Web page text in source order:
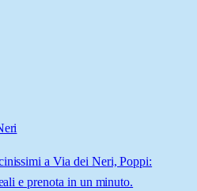
a Via dei Neri, Poppi:
e prenota in un minuto.